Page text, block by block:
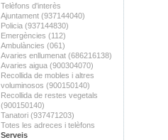
Telèfons d'interès
Ajuntament (937144040)
Policia (937144830)
Emergències (112)
Ambulàncies (061)
Avaries enllumenat (686216138)
Avaries aigua (900304070)
Recollida de mobles i altres
voluminosos (900150140)
Recollida de restes vegetals
(900150140)
Tanatori (937471203)
Totes les adreces i telèfons
Serveis